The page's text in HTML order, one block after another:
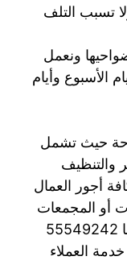
تسبب التلف
ونعمل
أيام الأسبوع وأيام
حيث تشمل
والتنظيف
أجور العمال
أو المجمعات
والأماكن أخرى. يمكنكم التواصل معنا 55549242
العملاء